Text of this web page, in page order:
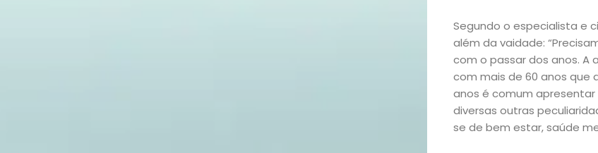
Início
Academia
Beleza
Segundo o especialista e
além da vaidade:
com o passar dos anos.
com mais de 60 anos que
anos é comum
diversas outras
se de bem estar, saúde